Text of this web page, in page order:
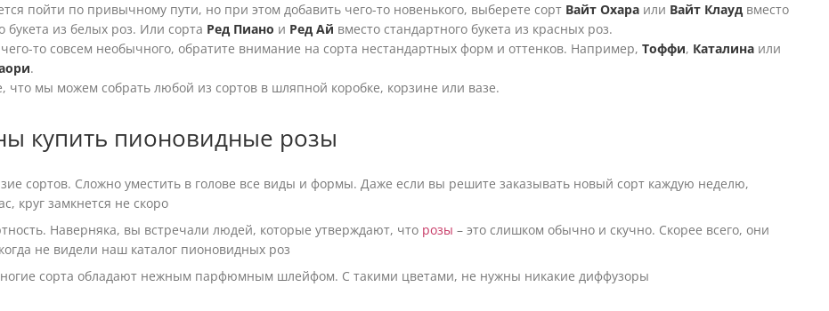
пойти по привычному пути, но при этом добавить чего-то новенького, выберете сорт Вайт Охара или Вайт Клауд вместо
букета из белых роз. Или сорта Ред Пиано и Ред Ай вместо стандартного букета из красных роз.
чего-то совсем необычного, обратите внимание на сорта нестандартных форм и оттенков. Например, Тоффи, Каталина или
.
что мы можем собрать любой из сортов в шляпной коробке, корзине или вазе.
купить пионовидные розы
сортов. Сложно уместить в голове все виды и формы. Даже если вы решите заказывать новый сорт каждую неделю,
круг замкнется не скоро
Наверняка, вы встречали людей, которые утверждают, что розы – это слишком обычно и скучно. Скорее всего, они
не видели наш каталог пионовидных роз
сорта обладают нежным парфюмным шлейфом. С такими цветами, не нужны никакие диффузоры